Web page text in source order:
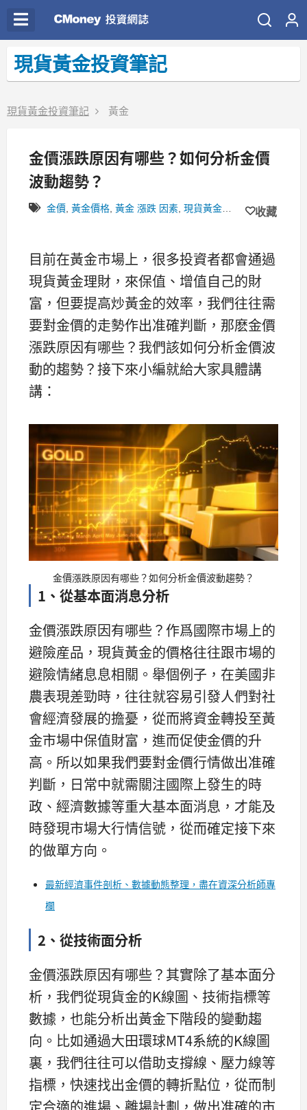
現貨黃金投資筆記
現貨黃金投資筆記 黃金
金價漲跌原因有哪些？如何分析金價
波動趨勢？
金價 黃金價格 黃金 漲跌 因素 現貨黃金理財 ,金價漲跌原因
收藏
目前在黃金市場上，很多投資者都會通過
現貨黃金理財，來保值、增值自己的財
富，但要提高炒黃金的效率，我們往往需
要對金價的走勢作出准確判斷，那麽金價
漲跌原因有哪些？我們該如何分析金價波
動的趨勢？接下來小編就給大家具體講
講：
金價漲跌原因有哪些？如何分析金價波動趨勢？
1、從基本面消息分析
金價漲跌原因有哪些？作爲國際市場上的
避險産品，現貨黃金的價格往往跟市場的
避險情緒息息相關。舉個例子，在美國非
農表現差勁時，往往就容易引發人們對社
會經濟發展的擔憂，從而將資金轉投至黃
金市場中保值財富，進而促使金價的升
高。所以如果我們要對金價行情做出准確
判斷，日常中就需關注國際上發生的時
政、經濟數據等重大基本面消息，才能及
時發現市場大行情信號，從而確定接下來
的做單方向。
最新經濟事件剖析、數據動態整理，盡在資深分析師專
欄
2、從技術面分析
金價漲跌原因有哪些？其實除了基本面分
析，我們從現貨金的K線圖、技術指標等
數據，也能分析出黃金下階段的變動趨
向。比如通過大田環球MT4系統的K線圖
裏，我們往往可以借助支撐線、壓力線等
指標，快速找出金價的轉折點位，從而制